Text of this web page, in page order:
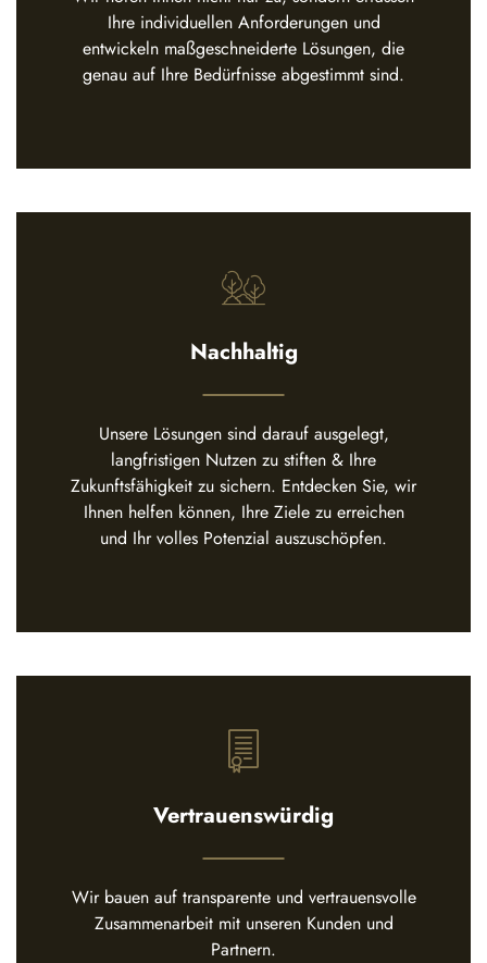
Ihre individuellen Anforderungen und
entwickeln maßgeschneiderte Lösungen, die
genau auf Ihre Bedürfnisse abgestimmt sind.
Nachhaltig
Unsere Lösungen sind darauf ausgelegt,
langfristigen Nutzen zu stiften & Ihre
Zukunftsfähigkeit zu sichern. Entdecken Sie, wir
Ihnen helfen können, Ihre Ziele zu erreichen
und Ihr volles Potenzial auszuschöpfen.
Vertrauenswürdig
Wir bauen auf transparente und vertrauensvolle
Zusammenarbeit mit unseren Kunden und
Partnern.